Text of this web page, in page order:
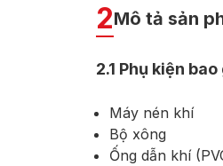
2Mô tả sản
2.1 Phụ kiện bao
Máy nén khí
Bộ xông
Ống dẫn khí